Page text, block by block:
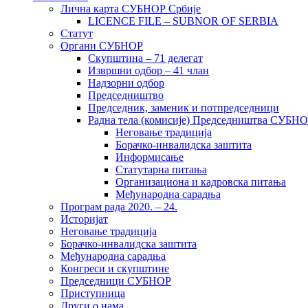
Лична карта СУБНОР Србије
LICENCE FILE – SUBNOR OF SERBIA
Статут
Органи СУБНОР
Скупштина – 71 делегат
Извршни одбор – 41 члан
Надзорни одбор
Председништво
Председник, заменик и потпредседници
Радна тела (комисије) Председништва
Неговање традиција
Борачко-инвалидска заштита
Информисање
Статутарна питања
Организациона и кадровска питања
Међународна сарадња
Програм рада 2020. – 24.
Историјат
Неговање традиција
Борачко-инвалидска заштита
Међународна сарадња
Конгреси и скупштине
Председници СУБНОР
Приступница